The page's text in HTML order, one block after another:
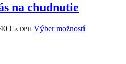
na chudnutie
€ s DPH Výber možností